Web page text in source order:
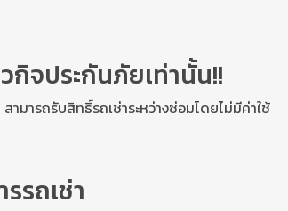
กิจประกันภัยเท่านั้น!!
มารถรับสิทธิ์รถเช่าระหว่างซ่อมโดยไม่มีค่าใช้
รถเช่า